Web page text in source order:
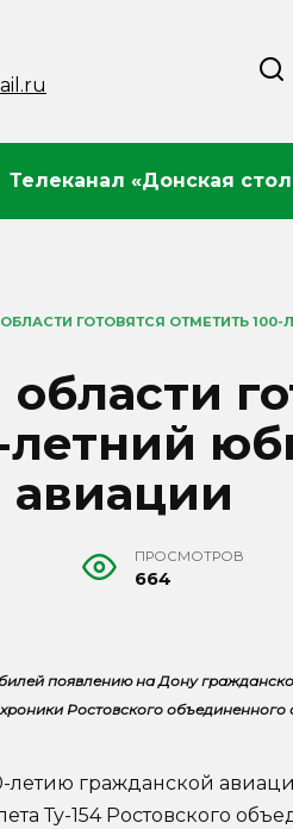
Телеканал «Донская
ГОТОВЯТСЯ ОТМЕТИТЬ
летний
авиации
ПРОСМОТРОВ
664
появлению на Дону
хроники Ростовского
летию гражданской
Ту-154 Ростовского